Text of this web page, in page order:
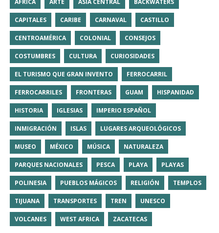
AFRICA ARTE ASIA CENTRAL BACKWATERS
CAPITALES CARIBE CARNAVAL CASTILLO
CENTROAMÉRICA COLONIAL CONSEJOS
COSTUMBRES CULTURA CURIOSIDADES
EL TURISMO QUE GRAN INVENTO FERROCARRIL
FERROCARRILES FRONTERAS GUAM HISPANIDAD
HISTORIA IGLESIAS IMPERIO ESPAÑOL
INMIGRACIÓN ISLAS LUGARES ARQUEOLÓGICOS
MUSEO MÉXICO MÚSICA NATURALEZA
PARQUES NACIONALES PESCA PLAYA PLAYAS
POLINESIA PUEBLOS MÁGICOS RELIGIÓN TEMPLOS
TIJUANA TRANSPORTES TREN UNESCO
VOLCANES WEST AFRICA ZACATECAS